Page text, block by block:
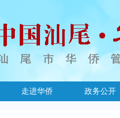
走进华侨 政务公开